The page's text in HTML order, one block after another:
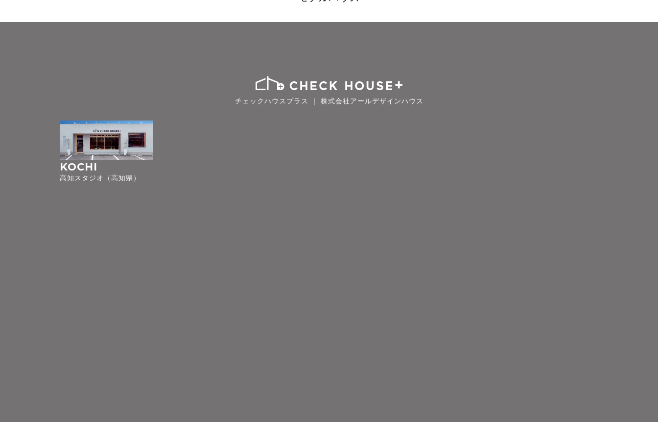
チェックハウスプラス ｜ 株式会社アールデザインハウス
KOCHI
高知スタジオ（高知県）